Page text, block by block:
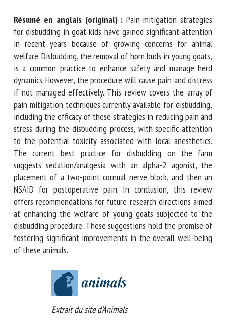
bien-être général de ces animaux.
Résumé en anglais (original) :Pain mitigation strategies
for disbudding in goat kids have gained significant
attention in recent years because of growing concerns for
animal welfare. Disbudding, the removal of horn buds in
young goats, is a common practice to enhance safety and
manage herd dynamics. However, the procedure will cause
pain and distress if not managed effectively. This review
covers the array of pain mitigation techniques currently
available for disbudding, including the efficacy of these
strategies in reducing pain and stress during the disbudding
process, with specific attention to the potential toxicity
associated with local anesthetics. The current best practice
for disbudding on the farm suggests sedation/analgesia
with an alpha-2 agonist, the placement of a two-point
cornual nerve block, and then an NSAID for postoperative
pain. In conclusion, this review offers recommendations for
future research directions aimed at enhancing the welfare
of young goats subjected to the disbudding procedure.
improvements in the overall well-being of these animals.